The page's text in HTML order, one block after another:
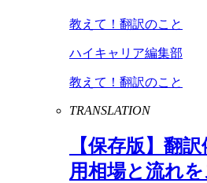
教えて！翻訳のこと
ハイキャリア編集部
教えて！翻訳のこと
TRANSLATION
【保存版】翻
用相場と流れ